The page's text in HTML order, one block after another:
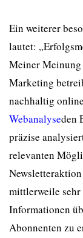
Ein weiterer
lautet:
Meiner Meinung
Marketing
nachhaltig
Webanalyseden
präzise
relevanten
mittlerweile
Informationen
Abonnenten zu